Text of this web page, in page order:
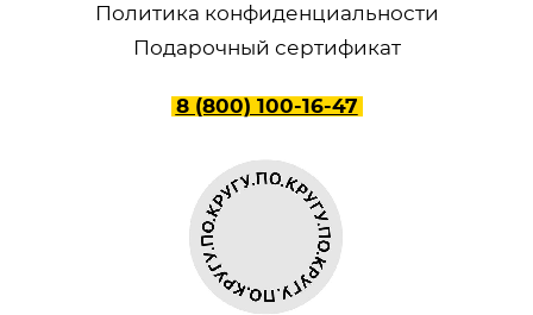
Политика конфиденциальности
Подарочный сертификат
8 (800) 100-16-47